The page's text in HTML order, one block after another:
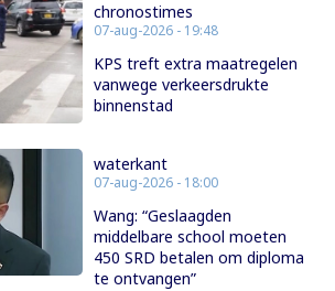
chronostimes
07-aug-2026 - 19:48
KPS treft extra maatregelen
vanwege verkeersdrukte
binnenstad
waterkant
07-aug-2026 - 18:00
Wang: “Geslaagden
middelbare school moeten
450 SRD betalen om diploma
te ontvangen”